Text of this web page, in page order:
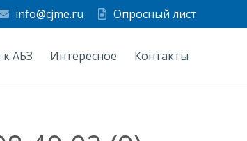
info@cjme.ru Опросный лист
к АБЗ Интересное Контакты